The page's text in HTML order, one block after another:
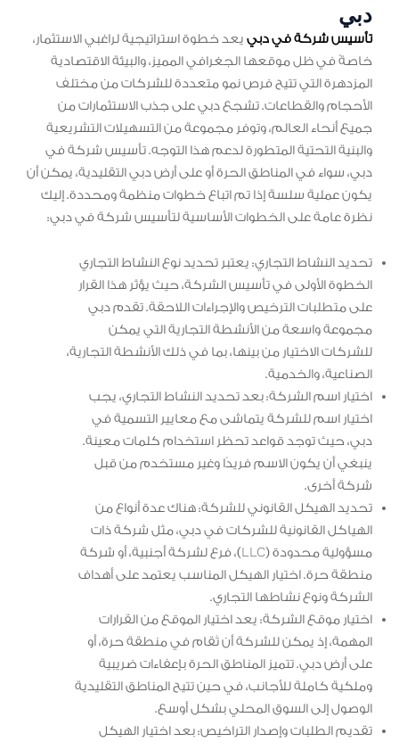
دبي
تأسيس شركة في دبي يعد خطوة استراتيجية لراغبي الاستثمار،
خاصةً في ظل موقعها الجغرافي المميز، والبيئة الاقتصادية
المزدهرة التي تتيح فرص نمو متعددة للشركات من مختلف
الأحجام والقطاعات. تشجع دبي على جذب الاستثمارات من
جميع أنحاء العالم، وتوفر مجموعة من التسهيلات التشريعية
والبنية التحتية المتطورة لدعم هذا التوجه. تأسيس شركة في
دبي، سواء في المناطق الحرة أو على أرض دبي التقليدية، يمكن أن
يكون عملية سلسة إذا تم اتباع خطوات منظمة ومحددة. إليك
نظرة عامة على الخطوات الأساسية لتأسيس شركة في دبي:
تحديد النشاط التجاري: يعتبر تحديد نوع النشاط التجاري
الخطوة الأولى في تأسيس الشركة، حيث يؤثر هذا القرار
على متطلبات الترخيص والإجراءات اللاحقة. تقدم دبي
مجموعة واسعة من الأنشطة التجارية التي يمكن
للشركات الاختيار من بينها، بما في ذلك الأنشطة التجارية،
الصناعية، والخدمية.
اختيار اسم الشركة: بعد تحديد النشاط التجاري، يجب
اختيار اسم للشركة يتماشى مع معايير التسمية في
دبي، حيث توجد قواعد تحظر استخدام كلمات معينة.
ينبغي أن يكون الاسم فريدًا وغير مستخدم من قبل
شركة أخرى.
تحديد الهيكل القانوني للشركة: هناك عدة أنواع من
الهياكل القانونية للشركات في دبي، مثل شركة ذات
مسؤولية محدودة (LLC)، فرع لشركة أجنبية، أو شركة
منطقة حرة. اختيار الهيكل المناسب يعتمد على أهداف
الشركة ونوع نشاطها التجاري.
اختيار موقع الشركة: يعد اختيار الموقع من القرارات
المهمة، إذ يمكن للشركة أن تُقام في منطقة حرة، أو
على أرض دبي. تتميز المناطق الحرة بإعفاءات ضريبية
وملكية كاملة للأجانب، في حين تتيح المناطق التقليدية
الوصول إلى السوق المحلي بشكل أوسع.
تقديم الطلبات وإصدار التراخيص: بعد اختيار الهيكل